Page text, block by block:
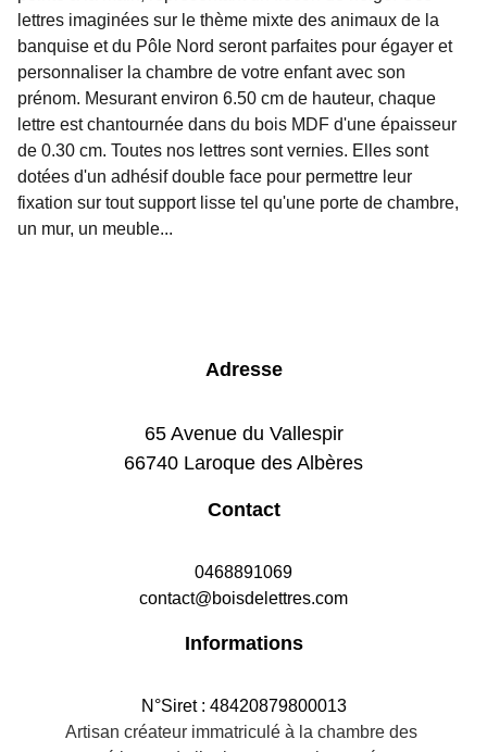
lettres imaginées sur le thème mixte des animaux de la
banquise et du Pôle Nord seront parfaites pour égayer et
personnaliser la chambre de votre enfant avec son
prénom. Mesurant environ 6.50 cm de hauteur, chaque
lettre est chantournée dans du bois MDF d'une épaisseur
de 0.30 cm. Toutes nos lettres sont vernies. Elles sont
dotées d'un adhésif double face pour permettre leur
fixation sur tout support lisse tel qu'une porte de chambre,
un mur, un meuble...
Adresse
65 Avenue du Vallespir
66740 Laroque des Albères
Contact
0468891069
contact@boisdelettres.com
Informations
N°Siret : 48420879800013
Artisan créateur immatriculé à la chambre des